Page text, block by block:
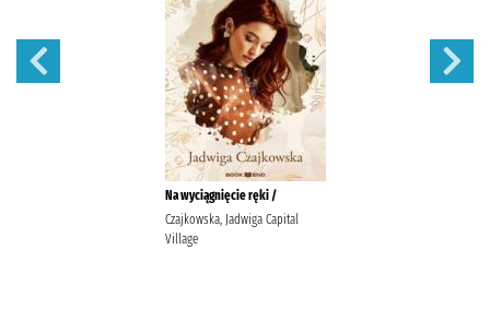
Na wyciągnięcie ręki /
Czajkowska, Jadwiga Capital
Village